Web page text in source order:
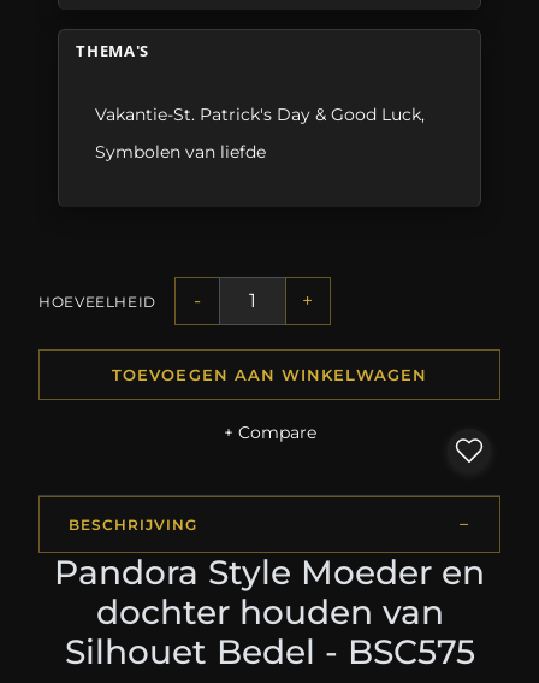
THEMA'S
Vakantie-St. Patrick's Day & Good Luck,
Symbolen van liefde
HOEVEELHEID - +
TOEVOEGEN AAN WINKELWAGEN
+ Compare
BESCHRIJVING
Pandora Style Moeder en
dochter houden van
Silhouet Bedel - BSC575